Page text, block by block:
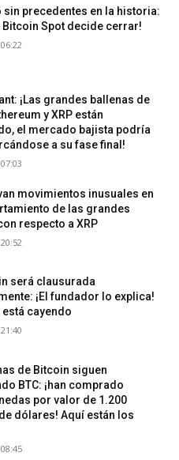
sin precedentes en la historia:
Bitcoin Spot decide cerrar!
¡Las grandes ballenas de
y XRP están
el mercado bajista podría
a su fase final!
movimientos inusuales en
de las grandes
respecto a XRP
será clausurada
¡El fundador lo explica!
cayendo
de Bitcoin siguen
BTC: ¡han comprado
por valor de 1.200
dólares! Aquí están los